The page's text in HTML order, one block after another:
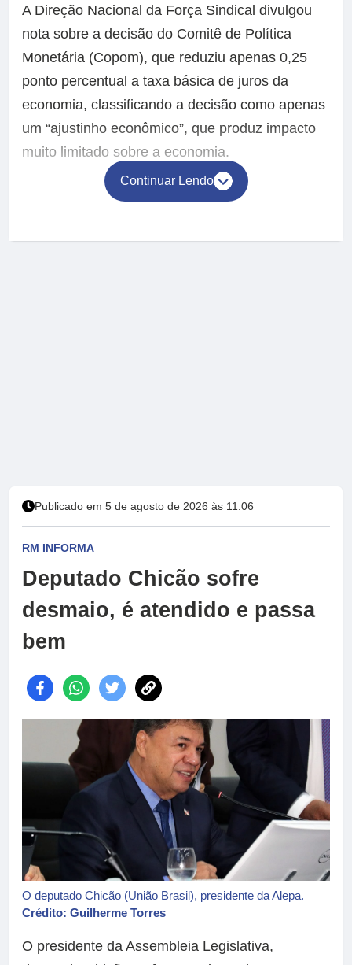
A Direção Nacional da Força Sindical divulgou
nota sobre a decisão do Comitê de Política
Monetária (Copom), que reduziu apenas 0,25
ponto percentual a taxa básica de juros da
economia, classificando a decisão como apenas
um “ajustinho econômico”, que produz impacto
muito limitado sobre a economia.
Continuar Lendo
Publicado em 5 de agosto de 2026 às 11:06
RM INFORMA
Deputado Chicão sofre
desmaio, é atendido e passa
bem
O deputado Chicão (União Brasil), presidente da Alepa.
Crédito: Guilherme Torres
O presidente da Assembleia Legislativa,